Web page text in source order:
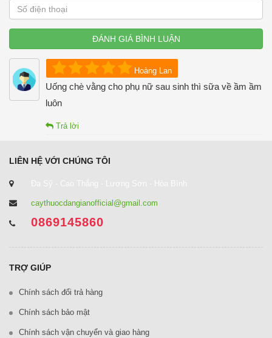
ĐÁNH GIÁ BÌNH LUẬN
Hoàng Lan
Uống chè vằng cho phụ nữ sau sinh thì sữa về ầm ầm
luôn
Trả lời
LIÊN HỆ VỚI CHÚNG TÔI
Đa Sỹ - Cao Thắng - Lương Sơn - Hòa Bình
caythuocdangianofficial@gmail.com
0869145860
TRỢ GIÚP
Chính sách đổi trả hàng
Chính sách bảo mật
Chính sách vận chuyển và giao hàng